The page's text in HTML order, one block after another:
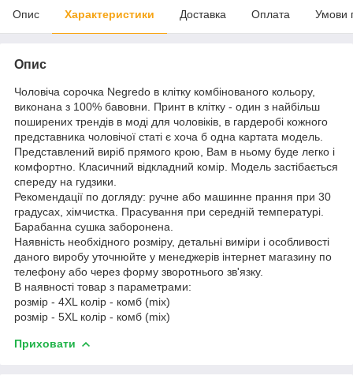
Опис Характеристики Доставка Оплата Умови
Опис
Чоловіча сорочка Negredo в клітку комбінованого кольору,
виконана з 100% бавовни. Принт в клітку - один з найбільш
поширених трендів в моді для чоловіків, в гардеробі кожного
представника чоловічої статі є хоча б одна картата модель.
Представлений виріб прямого крою, Вам в ньому буде легко і
комфортно. Класичний відкладний комір. Модель застібається
спереду на гудзики.
Рекомендації по догляду: ручне або машинне прання при 30
градусах, хімчистка. Прасування при середній температурі.
Барабанна сушка заборонена.
Наявність необхідного розміру, детальні виміри і особливості
даного виробу уточнюйте у менеджерів інтернет магазину по
телефону або через форму зворотнього зв'язку.
В наявності товар з параметрами:
розмір - 4XL колір - комб (mix)
розмір - 5XL колір - комб (mix)
Приховати